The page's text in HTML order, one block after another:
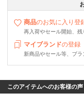
商品のお気に入り登
再入荷やセール開始、
マイブランドの登録
新商品やセール等、ブ
このアイテムへのお客様の声